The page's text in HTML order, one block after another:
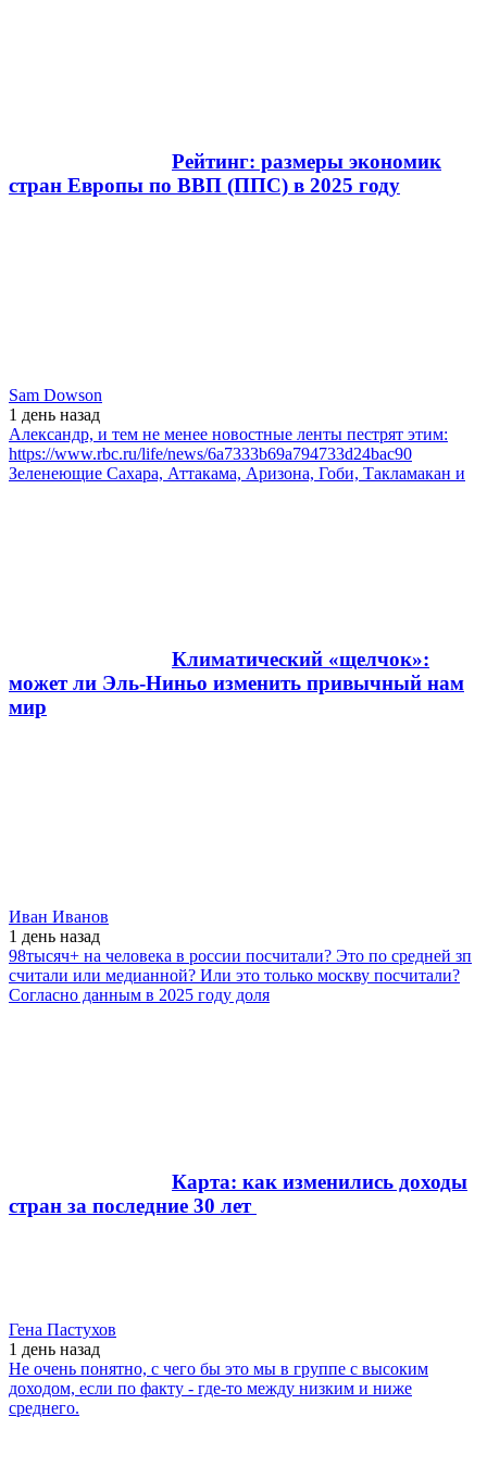
Рейтинг: размеры экономик
стран Европы по ВВП (ППС) в 2025 году
Sam Dowson
1 день назад
Александр, и тем не менее новостные ленты пестрят этим:
https://www.rbc.ru/life/news/6a7333b69a794733d24bac90
Зеленеющие Сахара, Аттакама, Аризона, Гоби, Такламакан и
Климатический «щелчок»:
может ли Эль-Ниньо изменить привычный нам
мир
Иван Иванов
1 день назад
98тысяч+ на человека в россии посчитали? Это по средней зп
считали или медианной? Или это только москву посчитали?
Согласно данным в 2025 году доля
Карта: как изменились доходы
стран за последние 30 лет
Гена Пастухов
1 день назад
Не очень понятно, с чего бы это мы в группе с высоким
доходом, если по факту - где-то между низким и ниже
среднего.